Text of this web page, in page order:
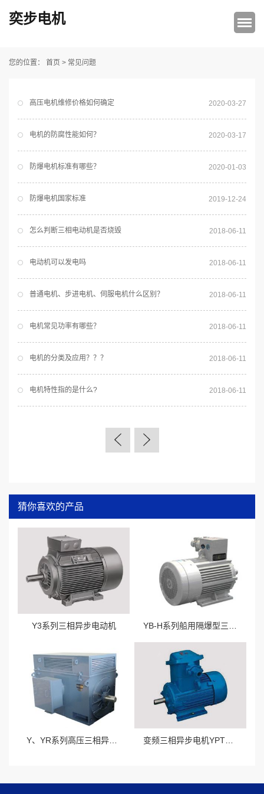
奕步电机
您的位置： 首页 > 常见问题
2020-03-27
高压电机维修价格如何确定
2020-03-17
电机的防腐性能如何？
2020-01-03
防爆电机标准有哪些？
2019-12-24
防爆电机国家标准
2018-06-11
怎么判断三相电动机是否烧毁
2018-06-11
电动机可以发电吗
2018-06-11
普通电机、步进电机、伺服电机什么区别？
2018-06-11
电机常见功率有哪些？
2018-06-11
电机的分类及应用？？？
2018-06-11
电机特性指的是什么?
猜你喜欢的产品
Y3系列三相异步电动机 YB-H系列船用隔爆型三相异步电动机
变频三相异步电机YPT系列